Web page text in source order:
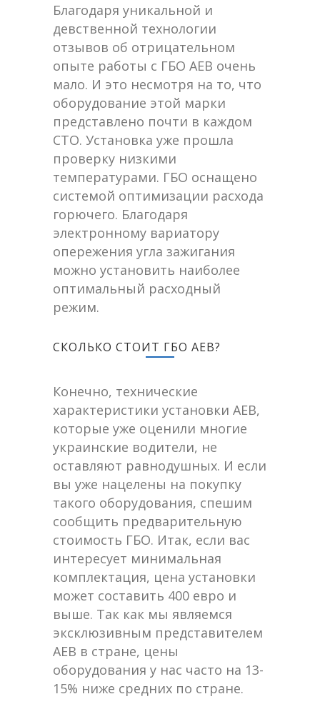
Благодаря уникальной и
девственной технологии
отзывов об отрицательном
опыте работы с ГБО АЕВ очень
мало. И это несмотря на то, что
оборудование этой марки
представлено почти в каждом
СТО. Установка уже прошла
проверку низкими
температурами. ГБО оснащено
системой оптимизации расхода
горючего. Благодаря
электронному вариатору
опережения угла зажигания
можно установить наиболее
оптимальный расходный
режим.
СКОЛЬКО СТОИТ ГБО АЕВ?
Конечно, технические
характеристики установки АЕВ,
которые уже оценили многие
украинские водители, не
оставляют равнодушных. И если
вы уже нацелены на покупку
такого оборудования, спешим
сообщить предварительную
стоимость ГБО. Итак, если вас
интересует минимальная
комплектация, цена установки
может составить 400 евро и
выше. Так как мы являемся
эксклюзивным представителем
АЕВ в стране, цены
оборудования у нас часто на 13-
15% ниже средних по стране.